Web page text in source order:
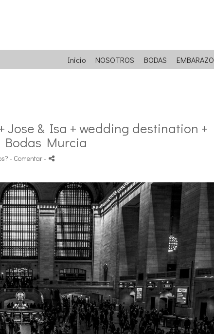
Inicio NOSOTROS BODAS EMBARAZO
Jose & Isa + wedding destination +
Bodas Murcia
- Comentar-